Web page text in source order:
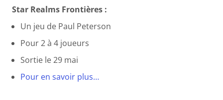
Star Realms Frontières :
Un jeu de Paul Peterson
Pour 2 à 4 joueurs
Sortie le 29 mai
Pour en savoir plus…